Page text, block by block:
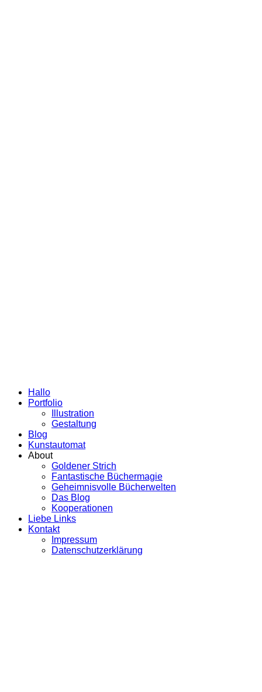
Hallo
Portfolio
Illustration
Gestaltung
Blog
Kunstautomat
About
Goldener Strich
Fantastische Büchermagie
Geheimnisvolle Bücherwelten
Das Blog
Kooperationen
Liebe Links
Kontakt
Impressum
Datenschutzerklärung